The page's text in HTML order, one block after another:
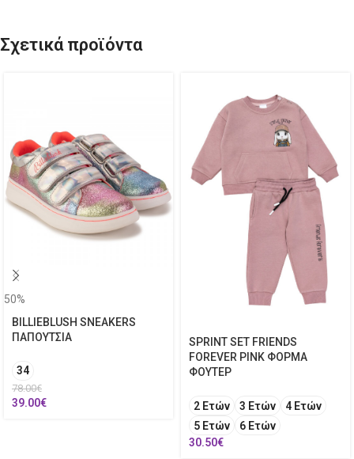
Σχετικά προϊόντα
50%
BILLIEBLUSH SNEAKERS
ΠΑΠΟΥΤΣΙΑ
34
78.00€
39.00€
SPRINT SET FRIENDS
FOREVER PINK ΦΟΡΜΑ
ΦΟΥΤΕΡ
2 Ετών 3 Ετών
4 Ετών
5 Ετών
6 Ετών
30.50€